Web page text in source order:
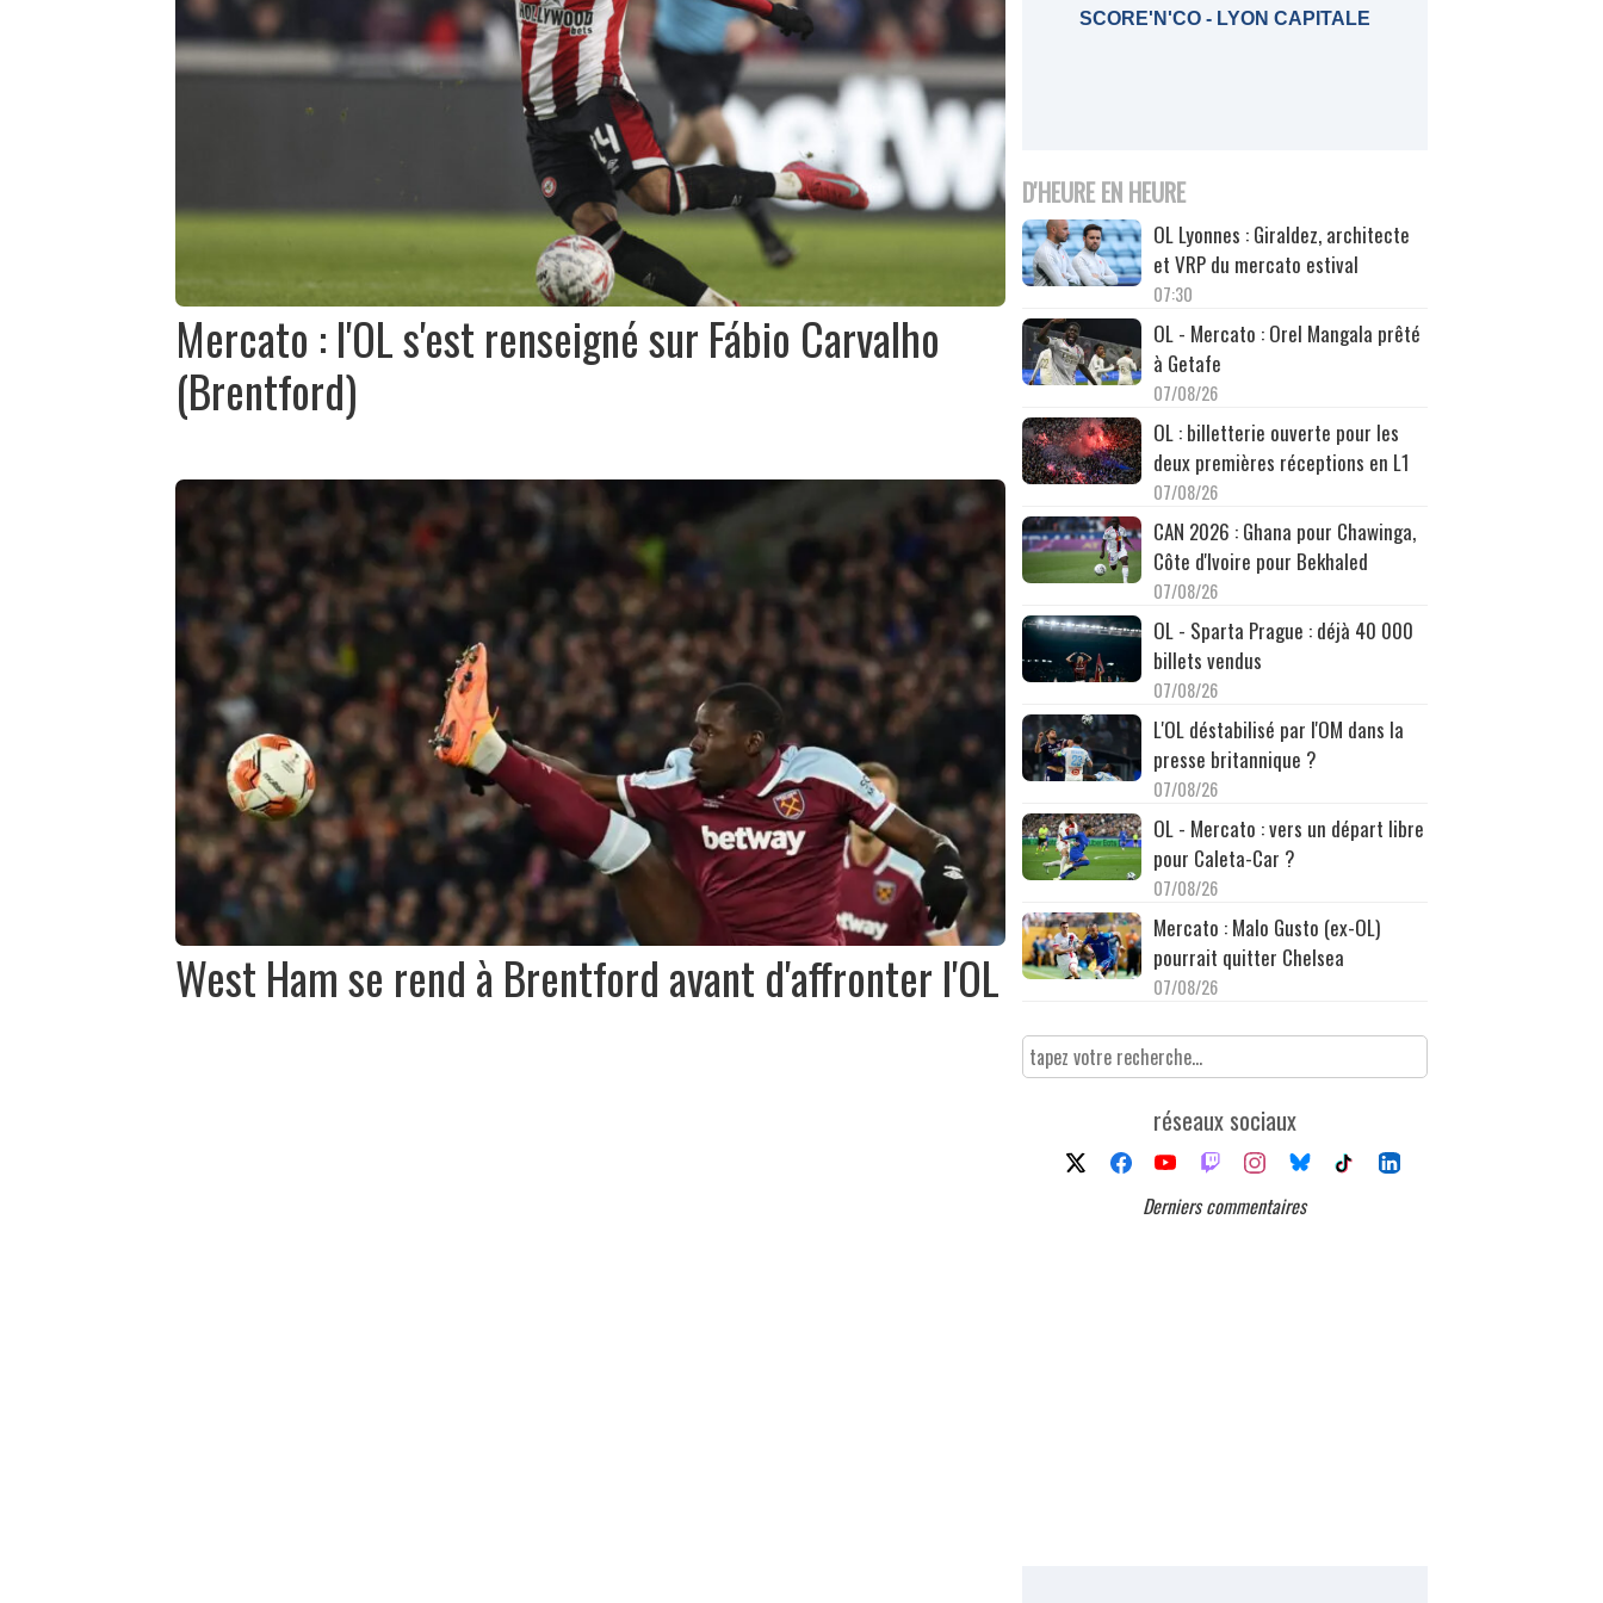
Mercato : l'OL s'est renseigné sur Fábio Carvalho
(Brentford)
West Ham se rend à Brentford avant d'affronter l'OL
SCORE'N'CO - LYON CAPITALE
D'HEURE EN HEURE
OL Lyonnes : Giraldez, architecte
et VRP du mercato estival
07:30
OL - Mercato : Orel Mangala prêté
à Getafe
07/08/26
OL : billetterie ouverte pour les
deux premières réceptions en L1
07/08/26
CAN 2026 : Ghana pour Chawinga,
Côte d'Ivoire pour Bekhaled
07/08/26
OL - Sparta Prague : déjà 40 000
billets vendus
07/08/26
L'OL déstabilisé par l'OM dans la
presse britannique ?
07/08/26
OL - Mercato : vers un départ libre
pour Caleta-Car ?
07/08/26
Mercato : Malo Gusto (ex-OL)
pourrait quitter Chelsea
07/08/26
réseaux sociaux
Derniers commentaires